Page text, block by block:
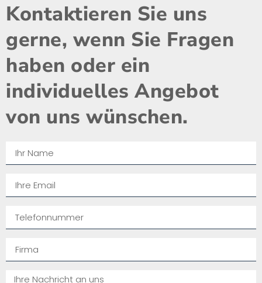
Kontaktieren Sie uns
gerne, wenn Sie Fragen
haben oder ein
individuelles Angebot
von uns wünschen.​